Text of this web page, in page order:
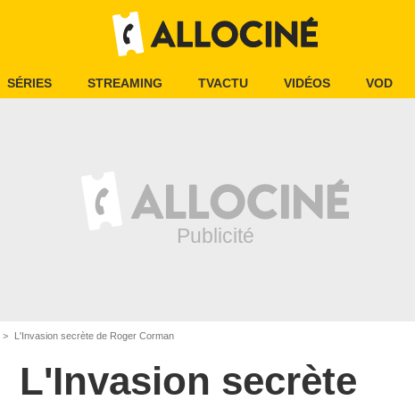
SÉRIES STREAMING TVACTU VIDÉOS VOD
L'Invasion secrète de Roger Corman
L'Invasion secrète